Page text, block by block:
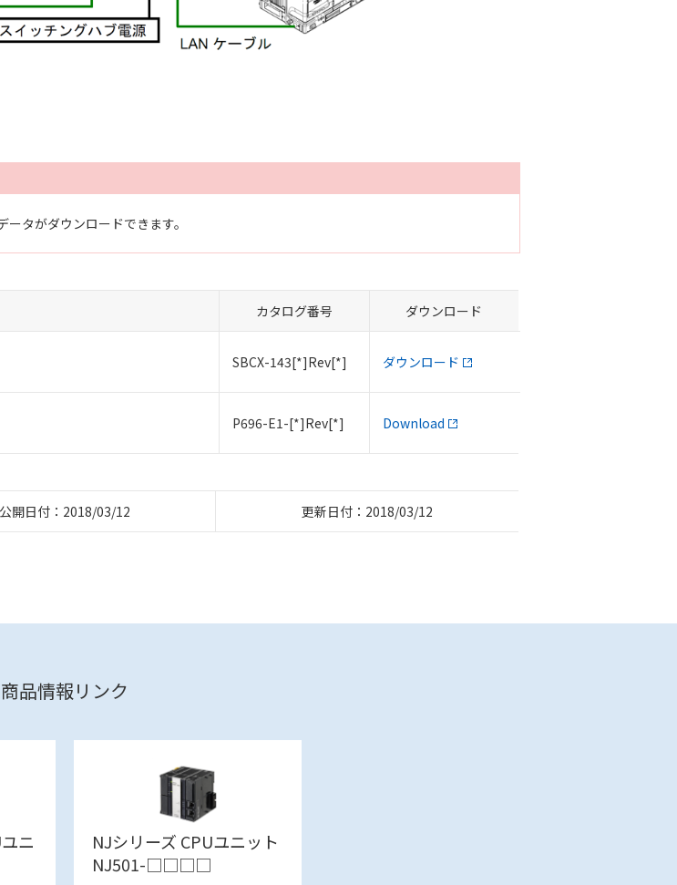
タがダウンロードできます。
カタログ番号 ダウンロード
SBCX-143[*]Rev[*] ダウンロード
P696-E1-[*]Rev[*] Download
公開日付：2018/03/12 更新日付：2018/03/12
商品情報リンク
ニ
NJシリーズ CPUユニット
NJ501-□□□□